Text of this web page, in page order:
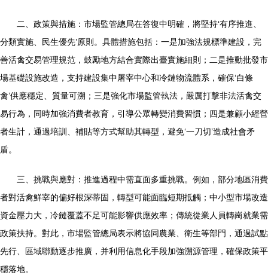
二、政策與措施：市場監管總局在答復中明確，將堅持‘有序推進、
分類實施、民生優先’原則。具體措施包括：一是加強法規標準建設，完
善活禽交易管理規范，鼓勵地方結合實際出臺實施細則；二是推動批發市
場基礎設施改造，支持建設集中屠宰中心和冷鏈物流體系，確保‘白條
禽’供應穩定、質量可溯；三是強化市場監管執法，嚴厲打擊非法活禽交
易行為，同時加強消費者教育，引導公眾轉變消費習慣；四是兼顧小經營
者生計，通過培訓、補貼等方式幫助其轉型，避免‘一刀切’造成社會矛
盾。
三、挑戰與應對：推進過程中需直面多重挑戰。例如，部分地區消費
者對活禽鮮宰的偏好根深蒂固，轉型可能面臨短期抵觸；中小型市場改造
資金壓力大，冷鏈覆蓋不足可能影響供應效率；傳統從業人員轉崗就業需
政策扶持。對此，市場監管總局表示將協同農業、衛生等部門，通過試點
先行、區域聯動逐步推廣，并利用信息化手段加強溯源管理，確保政策平
穩落地。